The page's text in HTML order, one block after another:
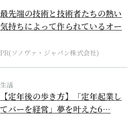
最先端の技術と技術者たちの熱い
気持ちによって作られているオー
PR(ソノヴァ・ジャパン株式会社)
生活
【定年後の歩き方】「定年起業し
てバーを経営」夢を叶えた6…